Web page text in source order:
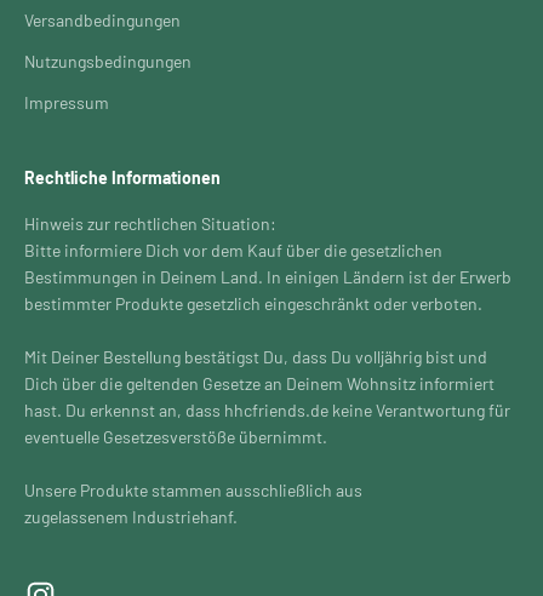
Versandbedingungen
Nutzungsbedingungen
Impressum
Rechtliche Informationen
Hinweis zur rechtlichen Situation:
Bitte informiere Dich vor dem Kauf über die gesetzlichen
Bestimmungen in Deinem Land. In einigen Ländern ist der Erwerb
bestimmter Produkte gesetzlich eingeschränkt oder verboten.
Mit Deiner Bestellung bestätigst Du, dass Du volljährig bist und
Dich über die geltenden Gesetze an Deinem Wohnsitz informiert
hast. Du erkennst an, dass hhcfriends.de keine Verantwortung für
eventuelle Gesetzesverstöße übernimmt.
Unsere Produkte stammen ausschließlich aus
zugelassenem Industriehanf.